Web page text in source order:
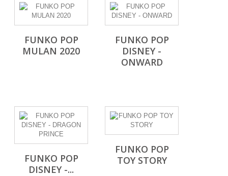
FUNKO POP
MULAN 2020
FUNKO POP
DISNEY -
ONWARD
FUNKO POP
DISNEY -...
FUNKO POP
TOY STORY